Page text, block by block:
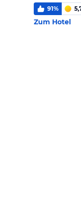
91%
Zum Hotel